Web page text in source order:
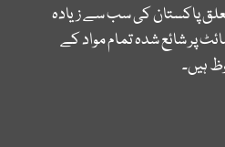
پاکستان کی سب سے زیادہ
پر شائع شدہ تمام مواد کے
ہیں۔